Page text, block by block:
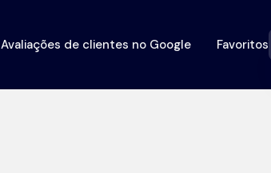
Favoritos
Avaliações de clientes no Google